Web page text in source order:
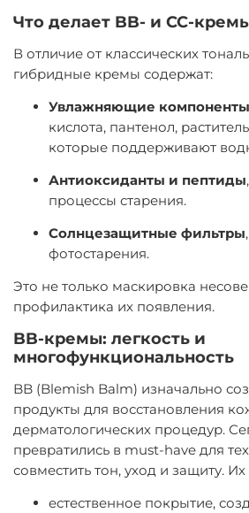
Что делает BB- и CC-
В отличие от классических
гибридные кремы содержат:
Увлажняющие компоненты
кислота, пантенол,
которые поддерживают
Антиоксиданты и пептиды
процессы старения.
Солнцезащитные фильтры
фотостарения.
Это не только маскировка
профилактика их появления.
BB-кремы: легкость и
многофункциональность
BB (Blemish Balm) изначально
продукты для восстановления
дерматологических процедур.
превратились в must-have для
совместить тон, уход и защиту.
естественное покрытие,